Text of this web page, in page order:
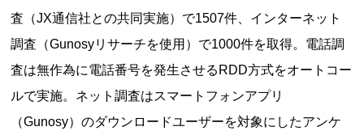
査（JX通信社との共同実施）で1507件、インターネット
調査（Gunosyリサーチを使用）で1000件を取得。電話調
査は無作為に電話番号を発生させるRDD方式をオートコー
ルで実施。ネット調査はスマートフォンアプリ
（Gunosy）のダウンロードユーザーを対象にしたアンケ